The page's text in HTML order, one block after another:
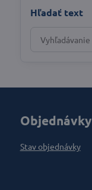
Hľadať text
Prehľadať
výsledky
Objednávky
Stav objednávky